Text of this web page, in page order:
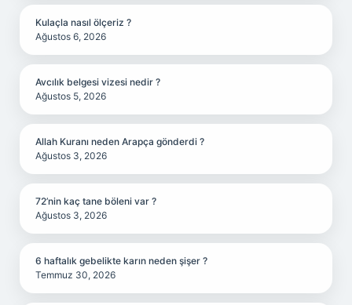
Kulaçla nasıl ölçeriz ?
Ağustos 6, 2026
Avcılık belgesi vizesi nedir ?
Ağustos 5, 2026
Allah Kuranı neden Arapça gönderdi ?
Ağustos 3, 2026
72’nin kaç tane böleni var ?
Ağustos 3, 2026
6 haftalık gebelikte karın neden şişer ?
Temmuz 30, 2026